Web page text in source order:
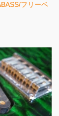
フリーベ